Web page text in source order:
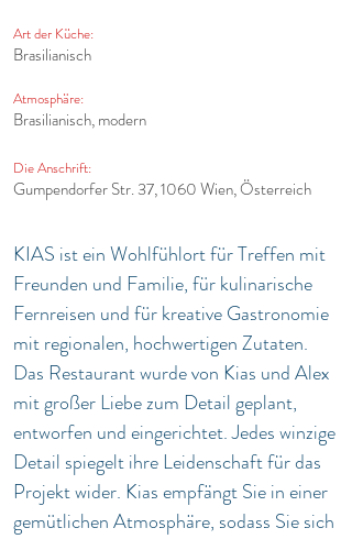
Art der Küche:
Brasilianisch
Atmosphäre:
Brasilianisch, modern
Die Anschrift:
Gumpendorfer Str. 37, 1060 Wien, Österreich
KIAS ist ein Wohlfühlort für Treffen mit
Freunden und Familie, für kulinarische
Fernreisen und für kreative Gastronomie
mit regionalen, hochwertigen Zutaten.
Das Restaurant wurde von Kias und Alex
mit großer Liebe zum Detail geplant,
entworfen und eingerichtet. Jedes winzige
Detail spiegelt ihre Leidenschaft für das
Projekt wider. Kias empfängt Sie in einer
gemütlichen Atmosphäre, sodass Sie sich